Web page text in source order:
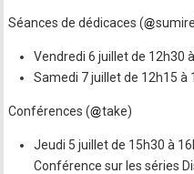
Séances de dédicaces (
Vendredi 6 juillet de 12h30
Samedi 7 juillet de 12h15 à
Conférences ( take)
Jeudi 5 juillet de 15h30 à
Conférence sur les séries